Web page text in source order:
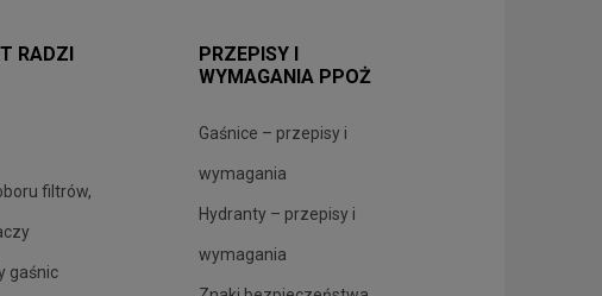
RADZI
filtrów,
gaśnic
PRZEPISY I
WYMAGANIA PPOŻ
Gaśnice – przepisy i
wymagania
Hydranty – przepisy i
wymagania